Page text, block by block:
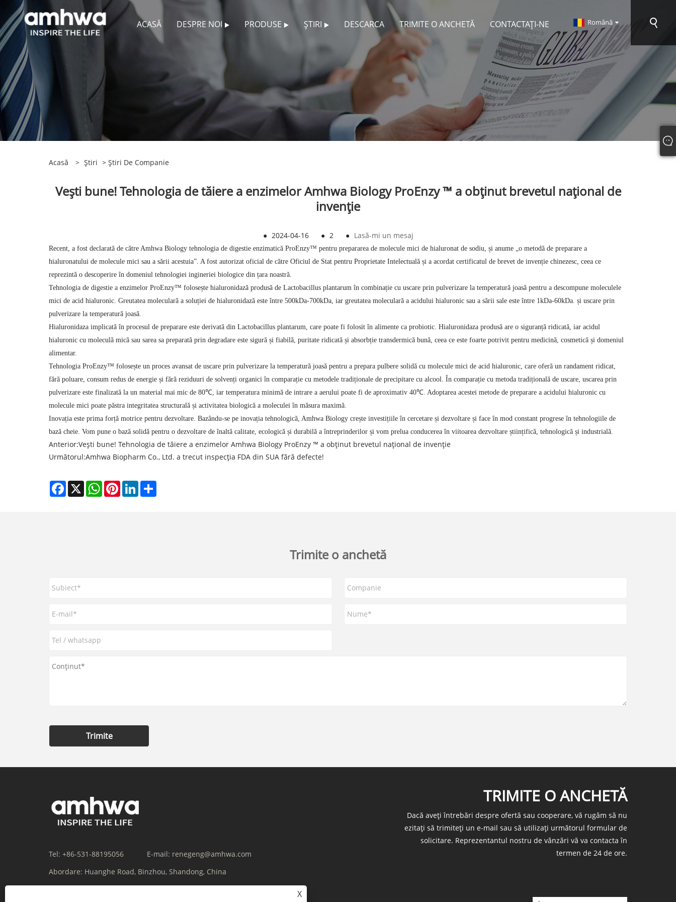
ACASĂ DESPRE NOI PRODUSE ȘTIRI DESCARCA TRIMITE O ANCHETĂ CONTACTAŢI-NE Română
Acasă > Știri > Știri De Companie
Vești bune! Tehnologia de tăiere a enzimelor Amhwa Biology ProEnzy ™ a obținut brevetul național de
invenție
● 2024-04-16 ● 2 ● Lasă-mi un mesaj
Recent, a fost declarată de către Amhwa Biology tehnologia de digestie enzimatică ProEnzy™ pentru prepararea de molecule mici de hialuronat de sodiu, și anume „o metodă de preparare a
hialuronatului de molecule mici sau a sării acestuia”. A fost autorizat oficial de către Oficiul de Stat pentru Proprietate Intelectuală și a acordat certificatul de brevet de invenție chinezesc, ceea ce
reprezintă o descoperire în domeniul tehnologiei ingineriei biologice din țara noastră.
Tehnologia de digestie a enzimelor ProEnzy™ folosește hialuronidază produsă de Lactobacillus plantarum în combinație cu uscare prin pulverizare la temperatură joasă pentru a descompune moleculele
mici de acid hialuronic. Greutatea moleculară a soluției de hialuronidază este între 500kDa-700kDa, iar greutatea moleculară a acidului hialuronic sau a sării sale este între 1kDa-60kDa. și uscare prin
pulverizare la temperatură joasă.
Hialuronidaza implicată în procesul de preparare este derivată din Lactobacillus plantarum, care poate fi folosit în alimente ca probiotic. Hialuronidaza produsă are o siguranță ridicată, iar acidul
hialuronic cu moleculă mică sau sarea sa preparată prin degradare este sigură și fiabilă, puritate ridicată și absorbție transdermică bună, ceea ce este foarte potrivit pentru medicină, cosmetică și domeniul
alimentar.
Tehnologia ProEnzy™ folosește un proces avansat de uscare prin pulverizare la temperatură joasă pentru a prepara pulbere solidă cu molecule mici de acid hialuronic, care oferă un randament ridicat,
fără poluare, consum redus de energie și fără reziduuri de solvenți organici în comparație cu metodele tradiționale de precipitare cu alcool. În comparație cu metoda tradițională de uscare, uscarea prin
pulverizare este finalizată la un material mai mic de 80℃, iar temperatura minimă de intrare a aerului poate fi de aproximativ 40℃. Adoptarea acestei metode de preparare a acidului hialuronic cu
molecule mici poate păstra integritatea structurală și activitatea biologică a moleculei în măsura maximă.
Inovația este prima forță motrice pentru dezvoltare. Bazându-se pe inovația tehnologică, Amhwa Biology crește investițiile în cercetare și dezvoltare și face în mod constant progrese în tehnologiile de
bază cheie. Vom pune o bază solidă pentru o dezvoltare de înaltă calitate, ecologică și durabilă a întreprinderilor și vom prelua conducerea în viitoarea dezvoltare științifică, tehnologică și industrială.
Anterior:Vești bune! Tehnologia de tăiere a enzimelor Amhwa Biology ProEnzy ™ a obținut brevetul național de invenție
Următorul:Amhwa Biopharm Co., Ltd. a trecut inspecția FDA din SUA fără defecte!
Facebook
X WhatsAppPinterestLinkedIn
Trimite o anchetă
Trimite
Tel: +86-531-88195056 E-mail: renegeng@amhwa.com
Abordare: Huanghe Road, Binzhou, Shandong, China
TRIMITE O ANCHETĂ
Dacă aveți întrebări despre ofertă sau cooperare, vă rugăm să nu
ezitați să trimiteți un e-mail sau să utilizați următorul formular de
solicitare. Reprezentantul nostru de vânzări vă va contacta în
termen de 24 de ore.
X